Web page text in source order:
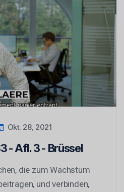
Okt. 28, 2021
- Afl. 3 - Brüssel
die zum Wachstum
und verbinden,